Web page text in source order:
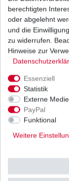
berechtigten
oder abgelehnt
und die
zu widerrufen.
Hinweise zur
Essenziell
Statistik
Externe
PayPal
Funktional
Weitere